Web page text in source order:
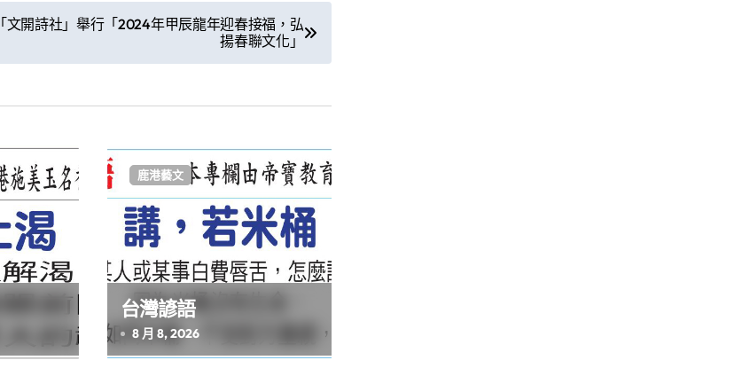
「文開詩社」舉行「2024年甲辰龍年迎春接福，弘
揚春聯文化」
鹿港藝文
台灣諺語
8 月 8, 2026